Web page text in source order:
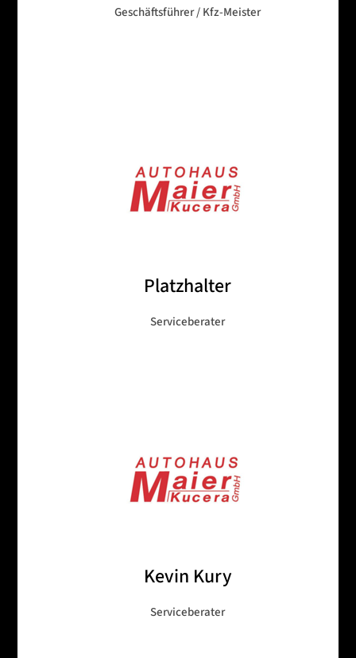
Geschäftsführer / Kfz-Meister
Platzhalter
Serviceberater
Kevin Kury
Serviceberater